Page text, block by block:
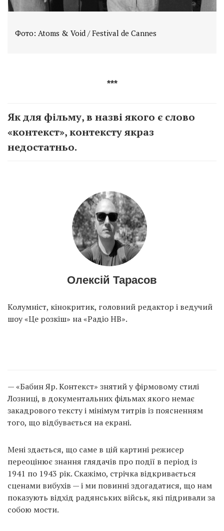
Фото: Atoms & Void / Festival de Cannes
***
Як для фільму, в назві якого є слово
«контекст», контексту якраз
недостатньо.
Олексій Тарасов
Колумніст, кінокритик, головний редактор і ведучий
шоу «Це розкіш» на «Радіо НВ».
— «Бабин Яр. Контекст» знятий у фірмовому стилі
Лозниці, в документальних фільмах якого немає
закадрового тексту і мінімум титрів із поясненням
того, що відбувається на екрані.
Мені здається, що саме в цій картині режисер
переоцінює знання глядачів про події в період із
1941 по 1943 рік. Скажімо, стрічка відкривається
сценами вибухів — і ми повинні здогадатися, що нам
показують відхід радянських військ, які підривали за
собою мости.